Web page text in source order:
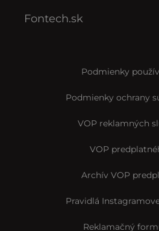
Fontech.sk
Podmienky
Podmienky ochrany
VOP reklamných
VOP
Archív VOP
Pravidlá
Reklamačný